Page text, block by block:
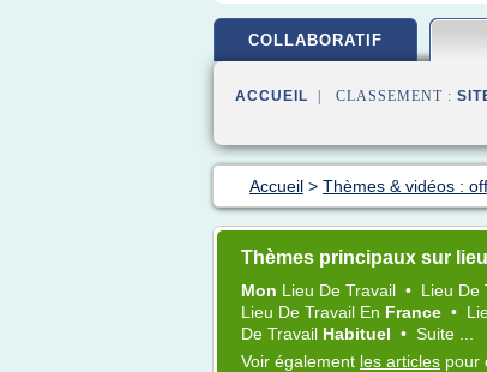
COLLABORATIF
ACCUEIL | CLASSEMENT :
Accueil > Thèmes & vidéos :
Thèmes principaux sur
Mon Lieu De Travail • Lieu De
Lieu De Travail En France •
De Travail Habituel • Suite ...
Voir également les articles pour